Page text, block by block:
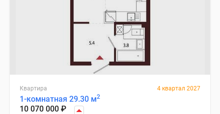
Квартира 4 квартал 2027
1-комнатная 29.30 м2
10 070 000 ₽